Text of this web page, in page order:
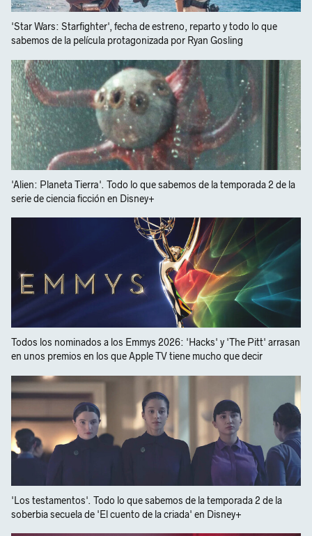
'Star Wars: Starfighter', fecha de estreno, reparto y todo lo que
sabemos de la película protagonizada por Ryan Gosling
'Alien: Planeta Tierra'. Todo lo que sabemos de la temporada 2 de la
serie de ciencia ficción en Disney+
Todos los nominados a los Emmys 2026: 'Hacks' y 'The Pitt' arrasan
en unos premios en los que Apple TV tiene mucho que decir
'Los testamentos'. Todo lo que sabemos de la temporada 2 de la
soberbia secuela de 'El cuento de la criada' en Disney+